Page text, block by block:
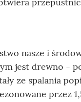
nasze i
jest drewno -
ze spalania
przez